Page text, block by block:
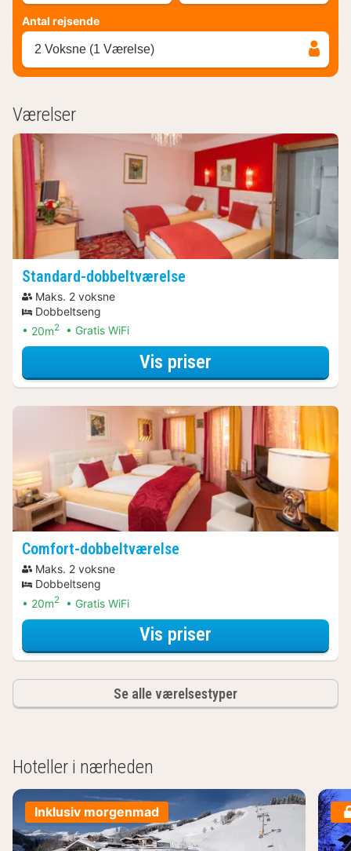
Antal rejsende
2 Voksne (1 Værelse)
Værelser
Standard-dobbeltværelse
Maks. 2 voksne
Dobbeltseng
20m2 Gratis WiFi
Vis priser
Comfort-dobbeltværelse
Maks. 2 voksne
Dobbeltseng
20m2 Gratis WiFi
Vis priser
Se alle værelsestyper
Hoteller i nærheden
Inklusiv morgenmad